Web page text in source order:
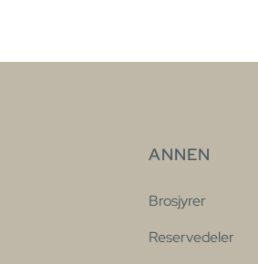
ANNEN
Brosjyrer
Reservedeler